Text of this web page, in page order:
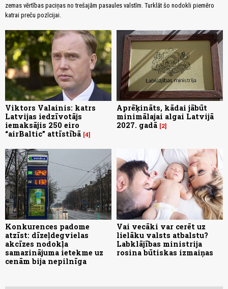
zemas vērtības paciņas no trešajām pasaules valstīm. Turklāt šo nodokli piemēro
katrai preču pozīcijai.
Viktors Valainis: katrs
Latvijas iedzīvotājs
iemaksājis 250 eiro
“airBaltic” attīstībā 4
Aprēķināts, kādai jābūt
minimālajai algai Latvijā
2027. gadā 2
Konkurences padome
atzīst: dīzeļdegvielas
akcīzes nodokļa
samazinājuma ietekme uz
cenām bija nepilnīga
Vai vecāki var cerēt uz
lielāku valsts atbalstu?
Labklājības ministrija
rosina būtiskas izmaiņas